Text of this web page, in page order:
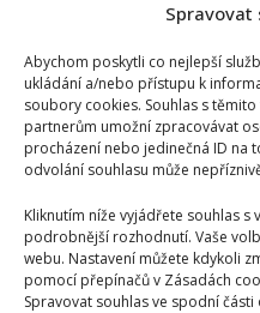
Spravovat
Abychom poskytli co nejlepší
ukládání a/nebo přístupu k
soubory cookies. Souhlas s
partnerům umožní zpracovávat
procházení nebo jedinečná ID na
odvolání souhlasu může
Kliknutím níže vyjádřete souhlas
podrobnější rozhodnutí. Vaše
webu. Nastavení můžete kdykoli
pomocí přepínačů v Zásadách
Spravovat souhlas ve spodní části